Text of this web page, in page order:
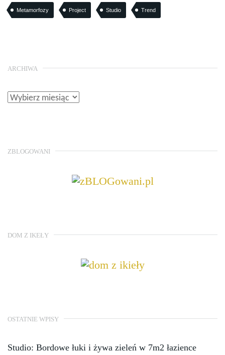
Metamorfozy Project Studio Trend
ARCHIWA
ZBLOGOWANI
DOM Z IKEŁY
OSTATNIE WPISY
Studio: Bordowe łuki i żywa zieleń w 7m2 łazience